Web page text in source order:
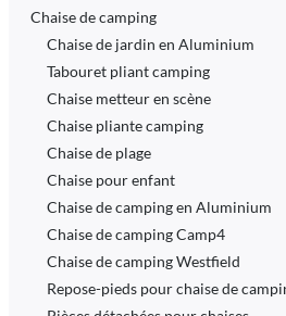
Chaise de camping
Chaise de jardin en Aluminium
Tabouret pliant camping
Chaise metteur en scène
Chaise pliante camping
Chaise de plage
Chaise pour enfant
Chaise de camping en Aluminium
Chaise de camping Camp4
Chaise de camping Westfield
Repose-pieds pour chaise de